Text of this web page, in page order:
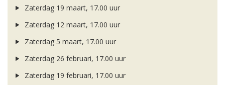
Zaterdag 19 maart, 17.00 uur
Zaterdag 12 maart, 17.00 uur
Zaterdag 5 maart, 17.00 uur
Zaterdag 26 februari, 17.00 uur
Zaterdag 19 februari, 17.00 uur